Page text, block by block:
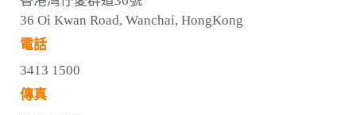
36 Oi Kwan Road, Wanchai, HongKong
電話
3413 1500
傳真